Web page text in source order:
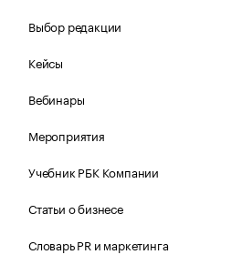
Выбор редакции
Кейсы
Вебинары
Мероприятия
Учебник РБК Компании
Статьи о бизнесе
Словарь PR и маркетинга